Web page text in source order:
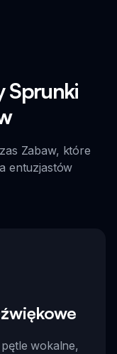
Sprunki
Zabaw, które
entuzjastów
wokalne,